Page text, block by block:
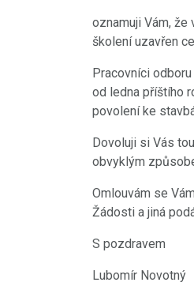
oznamuji Vám,
školení uzavřen
Pracovníci
od ledna příštího
povolení ke
Dovoluji si Vás
obvyklým
Omlouvám se
Žádosti a jiná
S pozdravem
Lubomír Novotný